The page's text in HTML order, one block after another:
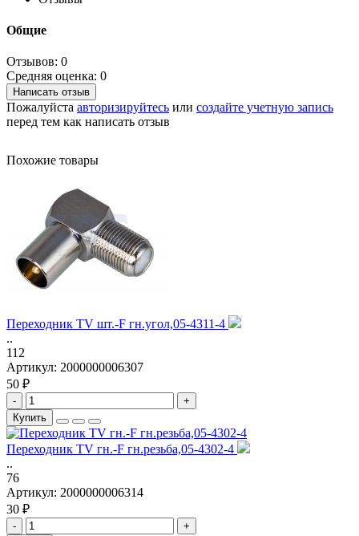
Общие
Отзывов: 0
Средняя оценка: 0
Написать отзыв
Пожалуйста авторизируйтесь или создайте учетную запись
перед тем как написать отзыв
Похожие товары
Переходник TV шт.-F гн.угол,05-4311-4
..
112
Артикул: 2000000006307
50 ₽
-
+
Купить
Переходник TV гн.-F гн.резьба,05-4302-4
..
76
Артикул: 2000000006314
30 ₽
-
+